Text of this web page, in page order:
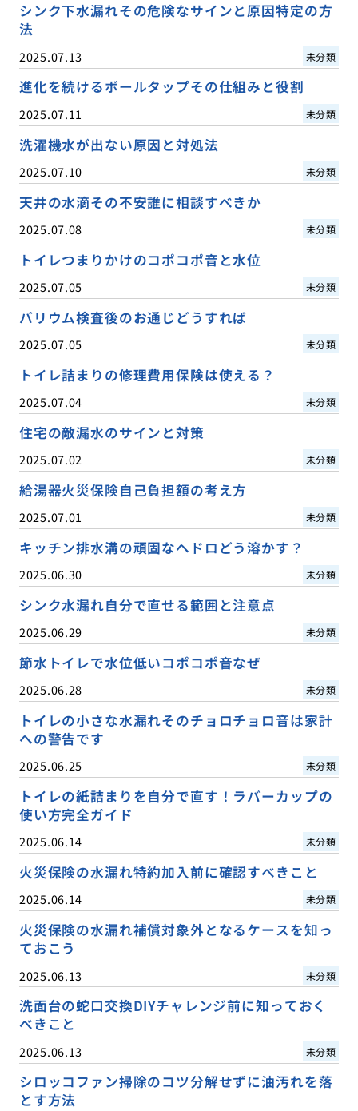
シンク下水漏れその危険なサインと原因特定の方
法
2025.07.13 未分類
進化を続けるボールタップその仕組みと役割
2025.07.11 未分類
洗濯機水が出ない原因と対処法
2025.07.10 未分類
天井の水滴その不安誰に相談すべきか
2025.07.08 未分類
トイレつまりかけのコポコポ音と水位
2025.07.05 未分類
バリウム検査後のお通じどうすれば
2025.07.05 未分類
トイレ詰まりの修理費用保険は使える？
2025.07.04 未分類
住宅の敵漏水のサインと対策
2025.07.02 未分類
給湯器火災保険自己負担額の考え方
2025.07.01 未分類
キッチン排水溝の頑固なヘドロどう溶かす？
2025.06.30 未分類
シンク水漏れ自分で直せる範囲と注意点
2025.06.29 未分類
節水トイレで水位低いコポコポ音なぜ
2025.06.28 未分類
トイレの小さな水漏れそのチョロチョロ音は家計
への警告です
2025.06.25 未分類
トイレの紙詰まりを自分で直す！ラバーカップの
使い方完全ガイド
2025.06.14 未分類
火災保険の水漏れ特約加入前に確認すべきこと
2025.06.14 未分類
火災保険の水漏れ補償対象外となるケースを知っ
ておこう
2025.06.13 未分類
洗面台の蛇口交換DIYチャレンジ前に知っておく
べきこと
2025.06.13 未分類
シロッコファン掃除のコツ分解せずに油汚れを落
とす方法